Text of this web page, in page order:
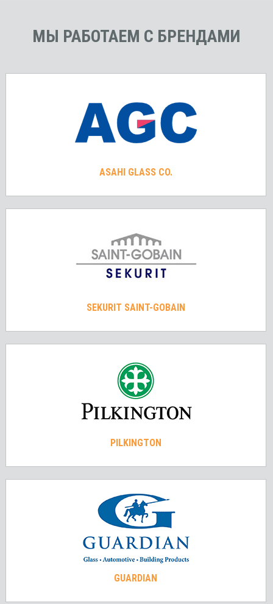
МЫ РАБОТАЕМ С БРЕНДАМИ
ASAHI GLASS CO.
SEKURIT SAINT-GOBAIN
PILKINGTON
GUARDIAN